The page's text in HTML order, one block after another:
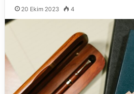
20 Ekim 2023 4